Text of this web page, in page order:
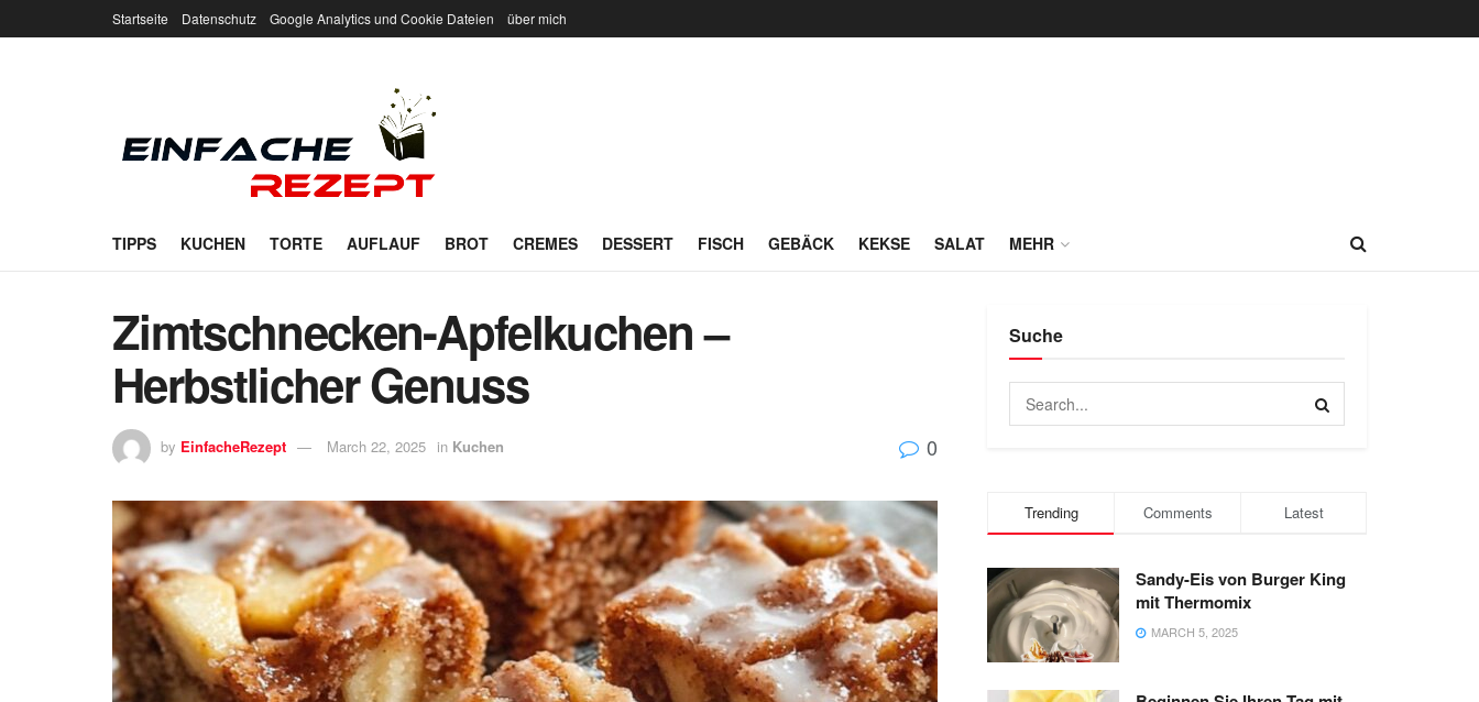
Startseite Datenschutz Google Analytics und Cookie Dateien über mich
TIPPS KUCHEN TORTE AUFLAUF BROT CREMES DESSERT FISCH GEBÄCK KEKSE SALAT MEHR
Zimtschnecken-Apfelkuchen –
Herbstlicher Genuss
by EinfacheRezept March 22, 2025 in Kuchen 0
Suche
Trending Comments Latest
Sandy-Eis von Burger King
mit Thermomix
MARCH 5, 2025